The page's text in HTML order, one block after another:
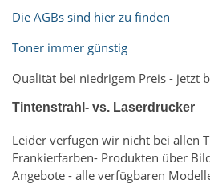
Die AGBs sind hier zu finden
Toner immer günstig
Qualität bei niedrigem Preis - jetzt
Tintenstrahl- vs. Laserdrucker
Leider verfügen wir nicht bei allen
Frankierfarben- Produkten über
Angebote - alle verfügbaren